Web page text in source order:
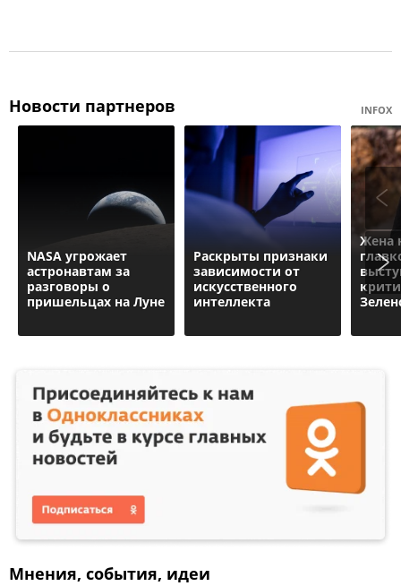
Новости партнеров INFOX
NASA угрожает
астронавтам за
разговоры о
пришельцах на Луне
Раскрыты признаки
зависимости от
искусственного
интеллекта
Жена
Мнения, события, идеи